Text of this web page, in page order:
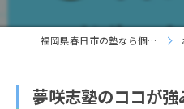
福岡県春日市の塾なら個別指導 夢咲志塾
夢咲志塾のココが強